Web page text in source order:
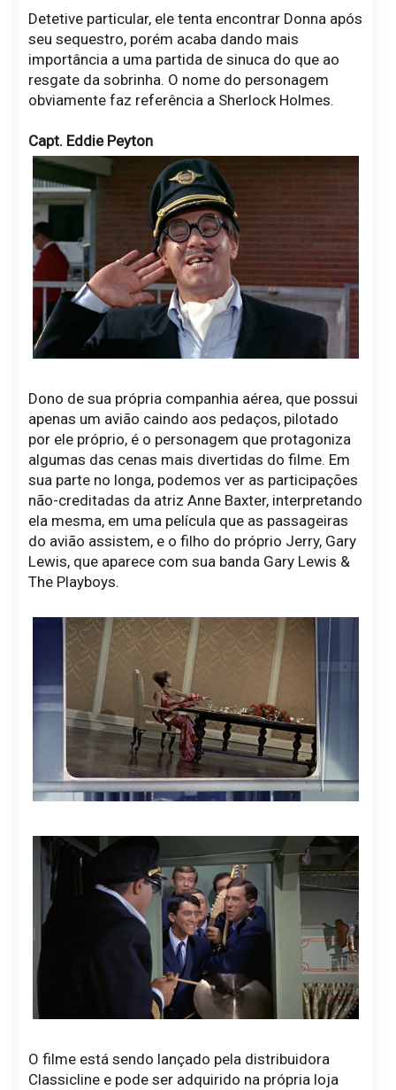
Detetive particular, ele tenta encontrar Donna após
seu sequestro, porém acaba dando mais
importância a uma partida de sinuca do que ao
resgate da sobrinha. O nome do personagem
obviamente faz referência a Sherlock Holmes.
Capt. Eddie Peyton
Dono de sua própria companhia aérea, que possui
apenas um avião caindo aos pedaços, pilotado
por ele próprio, é o personagem que protagoniza
algumas das cenas mais divertidas do filme. Em
sua parte no longa, podemos ver as participações
não-creditadas da atriz Anne Baxter, interpretando
ela mesma, em uma película que as passageiras
do avião assistem, e o filho do próprio Jerry, Gary
Lewis, que aparece com sua banda Gary Lewis &
The Playboys.
O filme está sendo lançado pela distribuidora
Classicline e pode ser adquirido na própria loja